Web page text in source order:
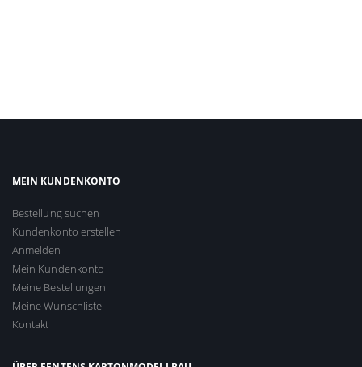
MEIN KUNDENKONTO
Bestellung suchen
Kundenkonto erstellen
Anmelden
Mein Kundenkonto
Meine Bestellungen
Meine Wunschliste
Kontakt